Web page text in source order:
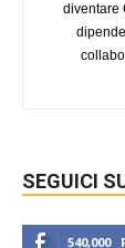
diventare
SEGUICI
540,000